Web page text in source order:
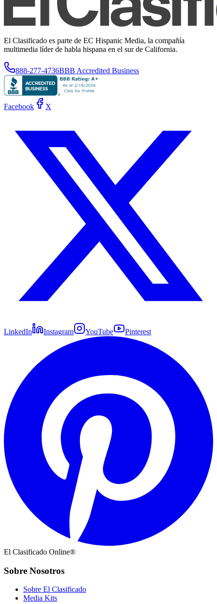
El Clasificado es parte de EC Hispanic Media, la compañía
multimedia líder de habla hispana en el sur de California.
888-277-4736BBB Accredited Business
Facebook X
LinkedIn Instagram YouTube Pinterest
El Clasificado Online®
Sobre Nosotros
Sobre El Clasificado
Media Kits